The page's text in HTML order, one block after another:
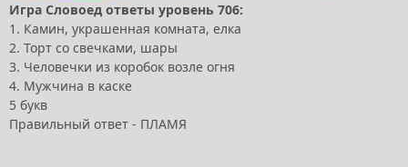
Игра Словоед ответы уровень 706:
1. Камин, украшенная комната, елка
2. Торт со свечками, шары
3. Человечки из коробок возле огня
4. Мужчина в каске
5 букв
Правильный ответ - ПЛАМЯ